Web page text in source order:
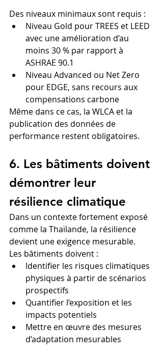
Des niveaux minimaux sont requis :
Niveau Gold pour TREES et LEED
avec une amélioration d’au
moins 30 % par rapport à
ASHRAE 90.1
Niveau Advanced ou Net Zero
pour EDGE, sans recours aux
compensations carbone
Même dans ce cas, la WLCA et la
publication des données de
performance restent obligatoires.
6. Les bâtiments doivent
démontrer leur
résilience climatique
Dans un contexte fortement exposé
comme la Thaïlande, la résilience
devient une exigence mesurable.
Les bâtiments doivent :
Identifier les risques climatiques
physiques à partir de scénarios
prospectifs
Quantifier l’exposition et les
impacts potentiels
Mettre en œuvre des mesures
d’adaptation mesurables